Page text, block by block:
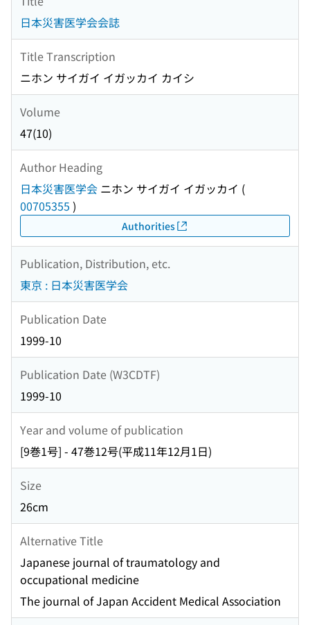
日本災害医学会会誌
Title Transcription
ニホン サイガイ イガッカイ カイシ
Volume
47(10)
Author Heading
日本災害医学会 ニホン サイガイ イガッカイ (
00705355 )
Authorities
Publication, Distribution, etc.
東京 : 日本災害医学会
Publication Date
1999-10
Publication Date (W3CDTF)
1999-10
Year and volume of publication
[9巻1号] - 47巻12号(平成11年12月1日)
Size
26cm
Alternative Title
Japanese journal of traumatology and
occupational medicine
The journal of Japan Accident Medical Association